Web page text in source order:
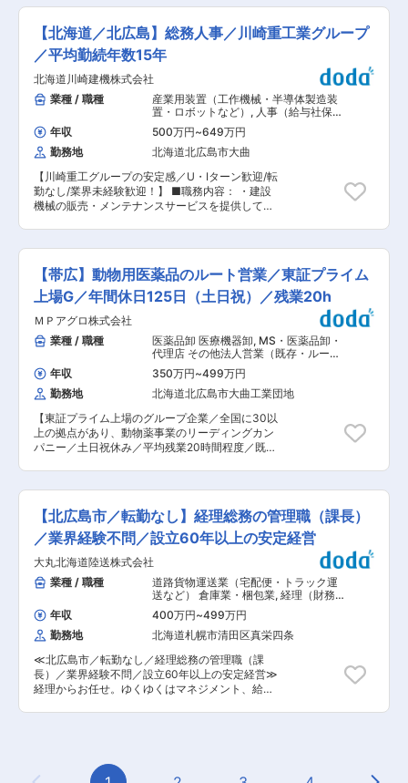
庁の依頼の社会的貢献度の高いプロジェクトのほ
か、東日本大震災の災害復旧では、長年のノウハ
ウや製品のスピード・強度などから津波により崩
壊した30の橋のうち、29橋を当社の仮設橋梁で
対応しています。 ■市場環境について 業界全体
で市場のニーズが高まっています。近年、地震、
台風、大雨による自然災害が増加しており、政府
主導での自然災害への防災・減災対策の動きなど
でニーズが拡大しています。 ◆同社の特徴・魅力
◇ 日本の近代化やグローバル化といった社会の変
化とともに、社会資本の整備に携わり、大規模な
自然災害からの復興、更には国土強靭化にも貢献
することで、1873年創業以来、建設業としての社
都市開発等の幅広い分野で、グローバルに事業を
展開しています。実際に、同社の活躍のフィール
ています。新ドーハ国際空港を始めとして大型の
海外プロジェクトを数多く手掛けており、ますま
す国際社会への貢献を高めています。
「DIESEL（ディーゼル）」にて販売スタッフを
募集いたします。 店舗での接客・販売を中心に、
商品管理や店舗運営に関わる業務を幅広くご担当
いただきます。入社後は、ブランドや商品知識を
習得する研修をご用意しており、アパレル未経験
の方でも安心してスタートできる環境です。
DIESELでは、お客様一人ひとりのニーズに寄り
添った提案型の接客を重視しています。コーディ
ネート提案を通じて接客スキルを磨きながら、フ
ァッションやブランドへの理解を深めていただけ
ます。 「ファッションが好き」「人と接すること
が好き」という方にとって、成長とやりがいを実
感できるポジションです。 ■入社後のステップ：
入社後は、キャリアやスキルに応じた研修制度を
整えており、段階的に成長できる環境です。お客
様視点を大切にしながら、現場だけでは得られな
度（入社〜6か月） 店舗でのOJTに加え、以下の
研修を通じて基礎から段階的に学んでいただきま
す。 ・新入社員研修 ・フィードバック研修 ・フ
ォローアップ研修 ◎ スタイリスト研修（入社約1
年6ヵ月） 接客業務に慣れ、責任範囲が広がるタ
イミングで実施します。 自身の接客を客観的に振
り返りながら、スキル向上だけでなく、チームの
中でどのように貢献していくかを考え、今後のキ
ャリア形成につなげていきます。 ■魅力： ◎未経
験から“アパレルのプロ”へ成長できる 研修制度が
充実しており、入社後にブランド知識や接客スキ
ルを段階的に習得可能。アパレル未経験の方でも
安心してスタートできます。 また、ネイル・髪
とが可能。ブランドの世界観を体現しながら仕事
ができます。 ◎キャリアアップのチャンスが豊富
舗スタッフから本社職へのキャリアパスも実現可
能。実際に本社スタッフの約60％が店舗出身で
す。 変更の範囲：会社の定める業務
【北海道／北広島】総務人事／川崎重工業グループ
／平均勤続年数15年
北海道川崎建機株式会社
業種 / 職種
産業用装置（工作機械・半導体製造装
置・ロボットなど） , 人事（給与社保）
人事（労務・人事制度）
年収 500万円~649万円
勤務地
北海道北広島市大曲
【川崎重工グループの安定感／U・Iターン歓迎/転
勤なし/業界未経験歓迎！】 ■職務内容： ・建設
機械の販売・メンテナンスサービスを提供してい
店・営業所の人事管理を統括する本社部門です。
■職務詳細： (1)勤怠管理、給与計算 (2)法務対
応、就業規則の改変 等 (3)各種保険手続き。 (4)
その他、総務一般業務。 (5)採用活動：求人の提
出作業、修正対応 等 (6)中途採用者獲得の活動
（求人広告、人材紹介会社との対応、面接実施対
応） (7)新卒採用に向けた学校訪問、学校説明会
参加 ■組織構成： ・当ポジションは4名で構成さ
れております（男性2名（人事担当）女性2名（総
務担当）※20代〜50代の社員が活躍しています。
■入社後の流れ： ・現担当者とのOJTを通して、
給与システム（弥生や奉行）を利用した給与計算
に係る業務や総務関係、人事関係も携わっていた
だきたく考えています。 ■当社の魅力： (1)川崎
重工業のグループ会社 (2)日立建機日本株式会社
の特約店 (3)道内主要各地に9支店・3営業所有、
取得、取得費用の助成金制度あり。 変更の範囲：
会社の定める業務
【帯広】動物用医薬品のルート営業／東証プライム
上場G／年間休日125日（土日祝）／残業20h
ＭＰアグロ株式会社
業種 / 職種
医薬品卸 医療機器卸, MS・医薬品卸・
代理店 その他法人営業（既存・ルート
セールス中心）
年収 350万円~499万円
勤務地
北海道北広島市大曲工業団地
【東証プライム上場のグループ企業／全国に30以
上の拠点があり、動物薬事業のリーディングカン
パニー／土日祝休み／平均残業20時間程度／既存
安全やペットの暮らしに貢献するやりがいのある
仕事です。■畜産農家や動物病院への定期訪問・
情報提供 ■動物用医薬品・ワクチン・飼料等の
提案・販売 ■受発注・見積書作成などの営業に
付随する事務作業 ■他の業界・異業種からの入
社事例も多数あり。ひとり立ちまで支店・営業推
進部など全体でフォローいたします。未経験でも
食の安全や動物の健康に貢献していきたいという
方、歓迎します。 ・取扱商品…動物用医薬品・機
器、サプリメント、フードなどの動物に関わる商
品や畜産農家向けの飼料や消毒資材など ■業務詳
細 担当する地域の顧客を定期的に訪問し、要望に
合った商品の提案や新商品の紹介を行います。研
修による知識の習得や先輩同行などをしていき、
徐々に顧客を引継ぎをしていきます。 【1日の流
れのイメージ】 ●出社後／メール確認、訪問準
など ●退社（残業は申請・承認制で通常は遅くと
【北広島市／転勤なし】経理総務の管理職（課長）
／業界経験不問／設立60年以上の安定経営
大丸北海道陸送株式会社
業種 / 職種
道路貨物運送業（宅配便・トラック運
送など） 倉庫業・梱包業, 経理（財務
会計） 総務
年収 400万円~499万円
勤務地
北海道札幌市清田区真栄四条
≪北広島市／転勤なし／経理総務の管理職（課
長）／業界経験不問／設立60年以上の安定経営≫
経理からお任せ。ゆくゆくはマネジメント、給与
年次決算 ・財務諸表の作成・分析 ・採用関係の
対応（人材会社のやり取りなど） ・マネジメント